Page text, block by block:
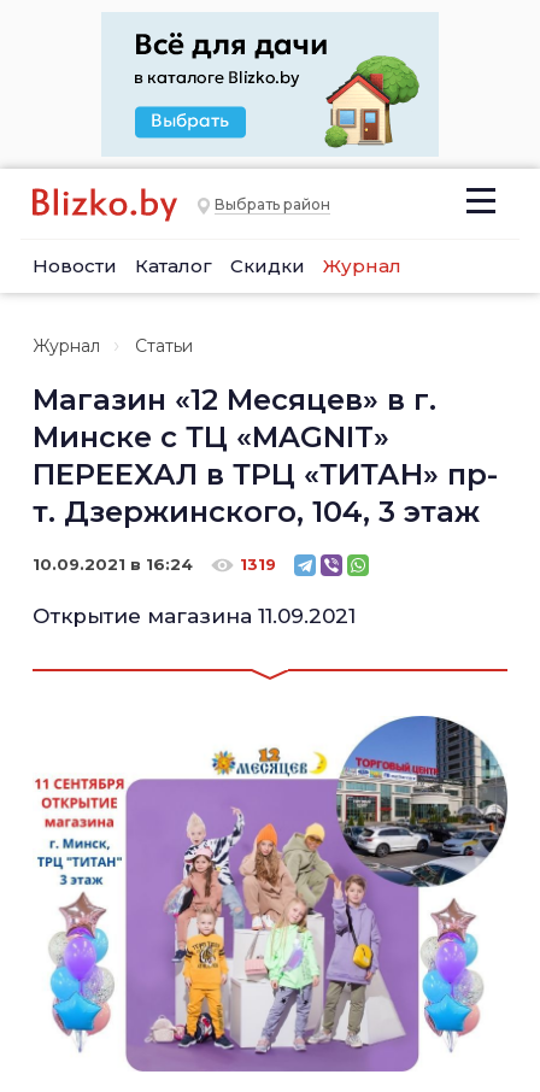
Выбрать район
Новости Каталог Скидки Журнал
Журнал Статьи
Магазин «12 Месяцев» в г.
Минске с ТЦ «MAGNIT»
ПЕРЕЕХАЛ в ТРЦ «ТИТАН» пр-
т. Дзержинского, 104, 3 этаж
10.09.2021 в 16:24 1319
Открытие магазина 11.09.2021